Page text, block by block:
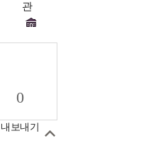
관
0
내보내기